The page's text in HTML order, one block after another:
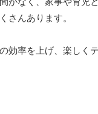
さんあります。
効率を上げ、楽しく